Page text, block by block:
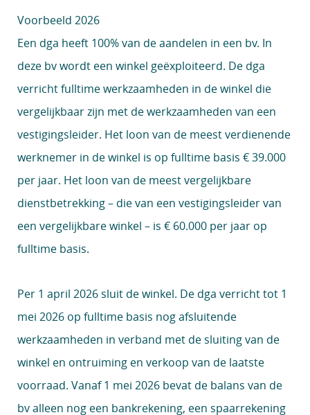
Voorbeeld 2026
Een dga heeft 100% van de aandelen in een bv. In
deze bv wordt een winkel geëxploiteerd. De dga
verricht fulltime werkzaamheden in de winkel die
vergelijkbaar zijn met de werkzaamheden van een
vestigingsleider. Het loon van de meest verdienende
werknemer in de winkel is op fulltime basis € 39.000
per jaar. Het loon van de meest vergelijkbare
dienstbetrekking – die van een vestigingsleider van
een vergelijkbare winkel – is € 60.000 per jaar op
fulltime basis.
Per 1 april 2026 sluit de winkel. De dga verricht tot 1
mei 2026 op fulltime basis nog afsluitende
werkzaamheden in verband met de sluiting van de
winkel en ontruiming en verkoop van de laatste
voorraad. Vanaf 1 mei 2026 bevat de balans van de
bv alleen nog een bankrekening, een spaarrekening